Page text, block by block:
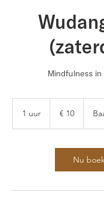
Mindfulness
1 uur1
€ 10
Nu